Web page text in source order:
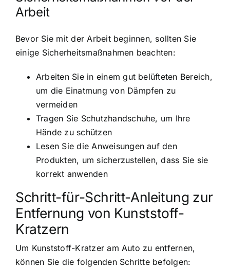
Arbeit
Bevor Sie mit der Arbeit beginnen, sollten Sie
einige Sicherheitsmaßnahmen beachten:
Arbeiten Sie in einem gut belüfteten Bereich,
um die Einatmung von Dämpfen zu
vermeiden
Tragen Sie Schutzhandschuhe, um Ihre
Hände zu schützen
Lesen Sie die Anweisungen auf den
Produkten, um sicherzustellen, dass Sie sie
korrekt anwenden
Schritt-für-Schritt-Anleitung zur
Entfernung von Kunststoff-
Kratzern
Um Kunststoff-Kratzer am Auto zu entfernen,
können Sie die folgenden Schritte befolgen: